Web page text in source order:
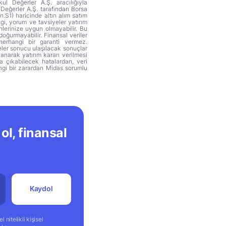
Değerler A.Ş. aracılığıyla
A.Ş. tarafından Borsa
haricinde altın alım satım
yorum ve tavsiyeler yatırım
uygun olmayabilir. Bu
Finansal veriler
bir garanti vermez.
sonucu ulaşılacak sonuçlar
yatırım kararı verilmesi
çıkabilecek hatalardan, veri
bir zarardan Midas sorumlu
ol, finansal
Kaydol
nitelikli kişisel